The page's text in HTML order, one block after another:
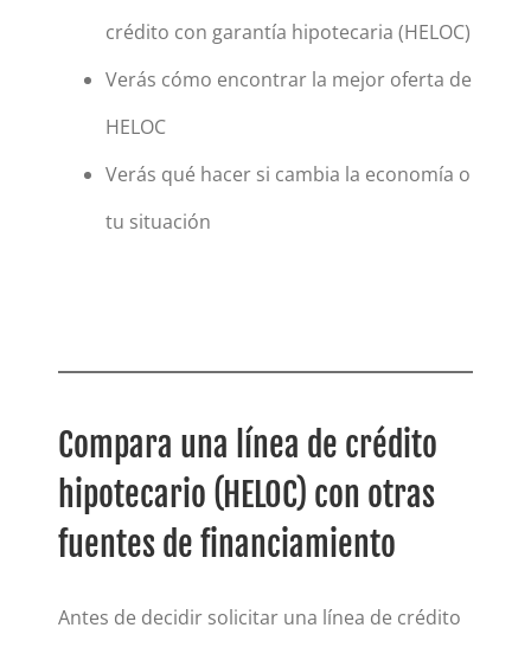
crédito con garantía hipotecaria (HELOC)
Verás cómo encontrar la mejor oferta de
HELOC
Verás qué hacer si cambia la economía o
tu situación
Compara una línea de crédito
hipotecario (HELOC) con otras
fuentes de financiamiento
Antes de decidir solicitar una línea de crédito